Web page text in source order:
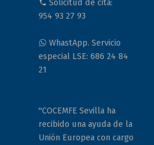
Solicitud de cita:
954 93 27 93
WhastApp. Servicio
especial LSE: 686 24 84
21
"COCEMFE Sevilla ha
recibido una ayuda de la
Unión Europea con cargo